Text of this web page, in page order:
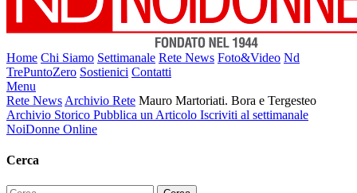
Home Chi Siamo Settimanale Rete News Foto&Video Nd
TrePuntoZero Sostienici Contatti
Menu
Rete News Archivio Rete Mauro Martoriati. Bora e Tergesteo
Archivio Storico Pubblica un Articolo Iscriviti al settimanale
NoiDonne Online
Cerca